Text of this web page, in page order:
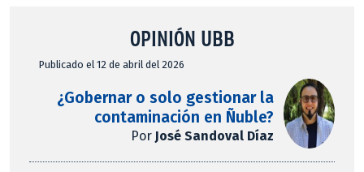
OPINIÓN UBB
Publicado el 12 de abril del 2026
¿Gobernar o solo gestionar la
contaminación en Ñuble?
Por José Sandoval Díaz